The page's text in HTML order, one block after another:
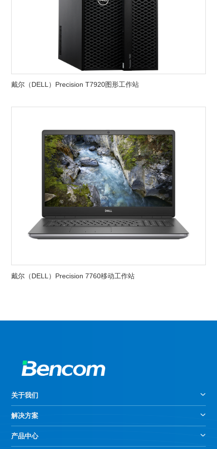
戴尔（DELL）Precision T7920图形工作站
戴尔（DELL）Precision 7760移动工作站
关于我们
解决方案
产品中心